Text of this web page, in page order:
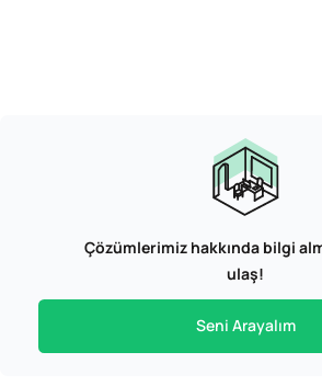
Çözümlerimiz hakkında bilgi
ulaş!
Seni Arayalım